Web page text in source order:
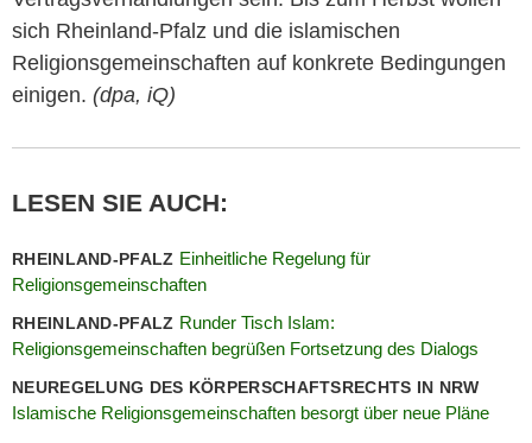
sich Rheinland-Pfalz und die islamischen
Religionsgemeinschaften auf konkrete Bedingungen
einigen. (dpa, iQ)
LESEN SIE AUCH:
RHEINLAND-PFALZ Einheitliche Regelung für
Religionsgemeinschaften
RHEINLAND-PFALZ Runder Tisch Islam:
Religionsgemeinschaften begrüßen Fortsetzung des Dialogs
NEUREGELUNG DES KÖRPERSCHAFTSRECHTS IN NRW
Islamische Religionsgemeinschaften besorgt über neue Pläne